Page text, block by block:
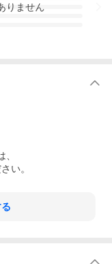
りません
い。